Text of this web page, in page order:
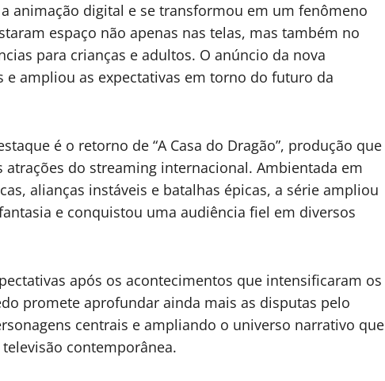
animação digital e se transformou em um fenômeno
espaço não apenas nas telas, mas também no
para crianças e adultos. O anúncio da nova
e ampliou as expectativas em torno do futuro da
é o retorno de “A Casa do Dragão”, produção que
do streaming internacional. Ambientada em
alianças instáveis e batalhas épicas, a série ampliou
e conquistou uma audiência fiel em diversos
após os acontecimentos que intensificaram os
promete aprofundar ainda mais as disputas pelo
centrais e ampliando o universo narrativo que
contemporânea.